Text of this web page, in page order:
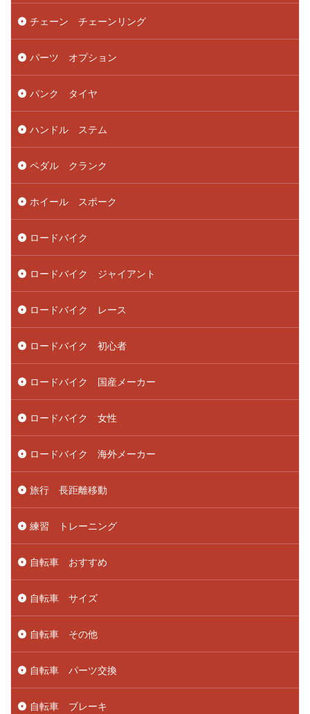
チェーン チェーンリング
パーツ オプション
パンク タイヤ
ハンドル ステム
ペダル クランク
ホイール スポーク
ロードバイク
ロードバイク ジャイアント
ロードバイク レース
ロードバイク 初心者
ロードバイク 国産メーカー
ロードバイク 女性
ロードバイク 海外メーカー
旅行 長距離移動
練習 トレーニング
自転車 おすすめ
自転車 サイズ
自転車 その他
自転車 パーツ交換
自転車 ブレーキ